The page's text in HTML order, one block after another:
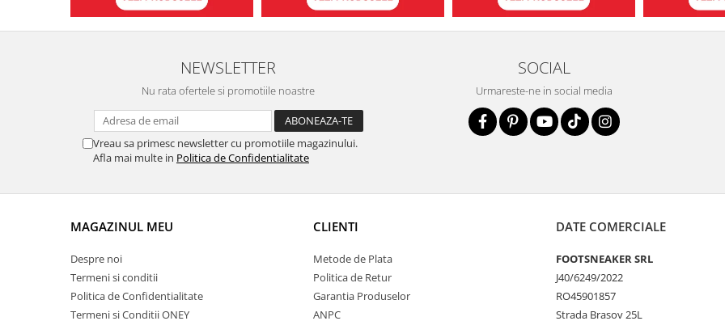
NEWSLETTER
Nu rata ofertele si promotiile noastre
Vreau sa primesc newsletter cu promotiile magazinului.
Afla mai multe in Politica de Confidentialitate
SOCIAL
Urmareste-ne in social media
MAGAZINUL MEU
Despre noi
Termeni si conditii
Politica de Confidentialitate
Termeni si Conditii ONEY
CLIENTI
Metode de Plata
Politica de Retur
Garantia Produselor
ANPC
DATE COMERCIALE
FOOTSNEAKER SRL
J40/6249/2022
RO45901857
Strada Brasov 25L